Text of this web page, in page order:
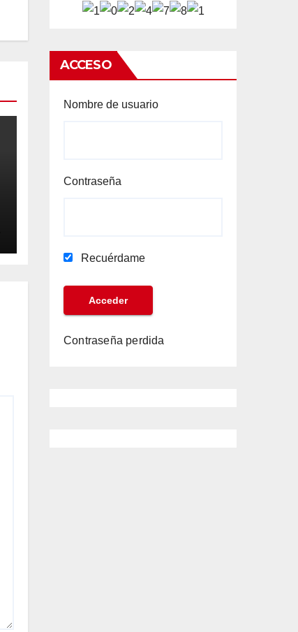
ACCESO
Nombre de usuario
Contraseña
Recuérdame
Contraseña perdida